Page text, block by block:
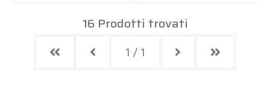
16 Prodotti trovati
First
Previous
1 / 1 Next